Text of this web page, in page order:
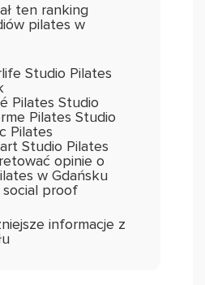
ten ranking
pilates w
Studio Pilates
Pilates Studio
Pilates Studio
Pilates
Studio Pilates
opinie o
w Gdańsku
proof
informacje z